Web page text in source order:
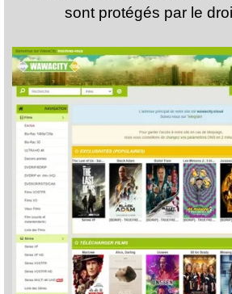
sont protégés par le